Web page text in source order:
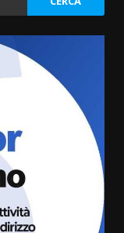
scrivono
di
Sagra del
a